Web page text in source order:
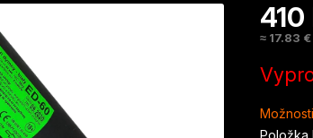
410
≈ 17.83 €
cena: